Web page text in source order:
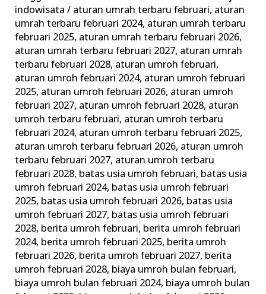
indowisata/ aturan umrah terbaru februari, aturan
umrah terbaru februari 2024, aturan umrah terbaru
februari 2025, aturan umrah terbaru februari 2026,
aturan umrah terbaru februari 2027, aturan umrah
terbaru februari 2028, aturan umroh februari,
aturan umroh februari 2024, aturan umroh februari
2025, aturan umroh februari 2026, aturan umroh
februari 2027, aturan umroh februari 2028, aturan
umroh terbaru februari, aturan umroh terbaru
februari 2024, aturan umroh terbaru februari 2025,
aturan umroh terbaru februari 2026, aturan umroh
terbaru februari 2027, aturan umroh terbaru
februari 2028, batas usia umroh februari, batas usia
umroh februari 2024, batas usia umroh februari
2025, batas usia umroh februari 2026, batas usia
umroh februari 2027, batas usia umroh februari
2028, berita umroh februari, berita umroh februari
2024, berita umroh februari 2025, berita umroh
februari 2026, berita umroh februari 2027, berita
umroh februari 2028, biaya umroh bulan februari,
biaya umroh bulan februari 2024, biaya umroh bulan
&
Perlengkapannya